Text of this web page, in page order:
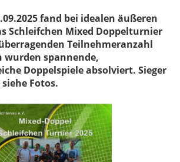
fand bei idealen äußeren
Schleifchen Mixed Doppelturnier
Teilnehmeranzahl
wurden spannende,
Doppelspiele absolviert. Sieger
Fotos.